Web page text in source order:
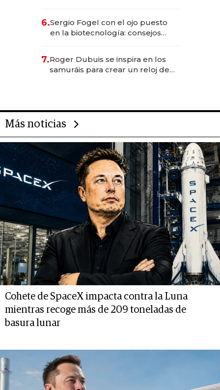
6.Sergio Fogel con el ojo puesto
en la biotecnología: consejos
rol de la IA
7.Roger Dubuis se inspira en los
samuráis para crear un reloj de
Más noticias
Cohete de SpaceX impacta contra la Luna
mientras recoge más de 209 toneladas de
basura lunar